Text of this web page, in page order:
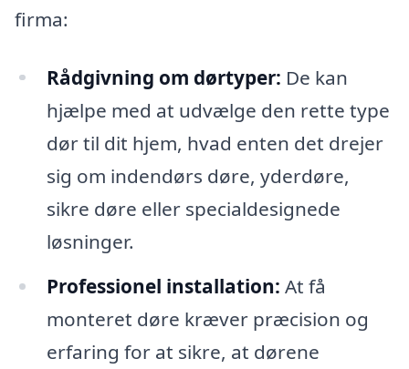
firma:
Rådgivning om dørtyper: De kan
hjælpe med at udvælge den rette type
dør til dit hjem, hvad enten det drejer
sig om indendørs døre, yderdøre,
sikre døre eller specialdesignede
løsninger.
Professionel installation: At få
monteret døre kræver præcision og
erfaring for at sikre, at dørene